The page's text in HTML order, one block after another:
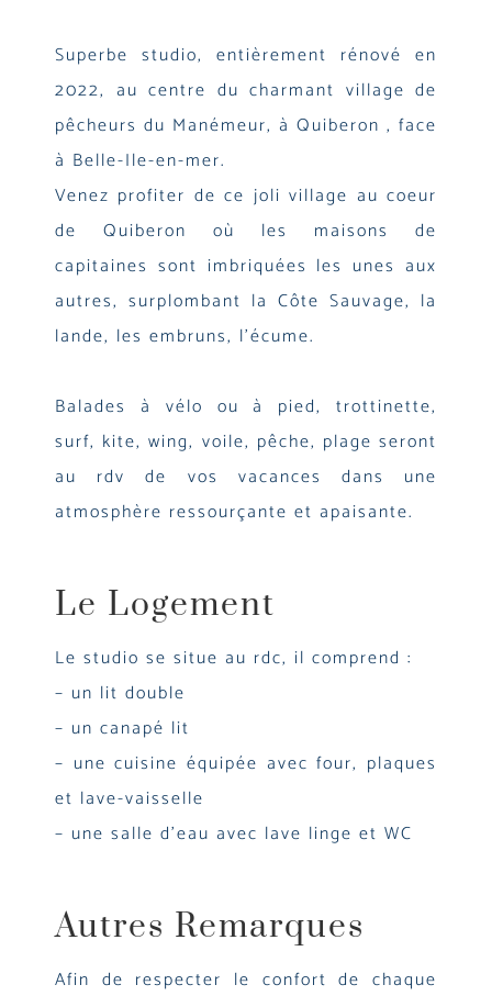
Superbe studio, entièrement rénové en
2022, au centre du charmant village de
pêcheurs du Manémeur, à Quiberon , face
à Belle-Ile-en-mer.
Venez profiter de ce joli village au coeur
de Quiberon où les maisons de
capitaines sont imbriquées les unes aux
autres, surplombant la Côte Sauvage, la
lande, les embruns, l’écume.
Balades à vélo ou à pied, trottinette,
surf, kite, wing, voile, pêche, plage seront
au rdv de vos vacances dans une
atmosphère ressourçante et apaisante.
Le Logement
Le studio se situe au rdc, il comprend :
– un lit double
– un canapé lit
– une cuisine équipée avec four, plaques
et lave-vaisselle
– une salle d’eau avec lave linge et WC
Autres Remarques
Afin de respecter le confort de chaque